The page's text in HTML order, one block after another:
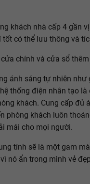
khách nhà cấp 4 gần
tốt có thể lưu thông và
chính và cửa sổ
ánh sáng tự nhiên như
thống điện nhân tạo là
khách. Cung cấp đủ
phòng khách luôn
mái cho mọi người.
tính sẽ là một gam
nó ẩn trong mình vẻ